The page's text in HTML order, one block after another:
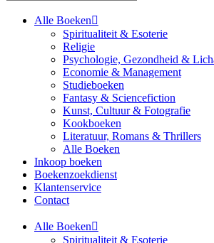
Alle Boeken
Spiritualiteit & Esoterie
Religie
Psychologie, Gezondheid &
Economie & Management
Studieboeken
Fantasy & Sciencefiction
Kunst, Cultuur & Fotografie
Kookboeken
Literatuur, Romans & Thrillers
Alle Boeken
Inkoop boeken
Boekenzoekdienst
Klantenservice
Contact
Alle Boeken
Spiritualiteit & Esoterie